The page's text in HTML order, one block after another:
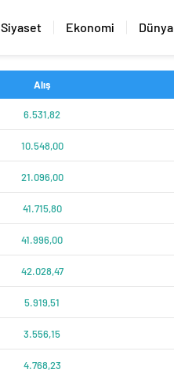
Siyaset Ekonomi Dünya
Alış
6.531,82
10.548,00
21.096,00
41.715,80
41.996,00
42.028,47
5.919,51
3.556,15
4.768,23